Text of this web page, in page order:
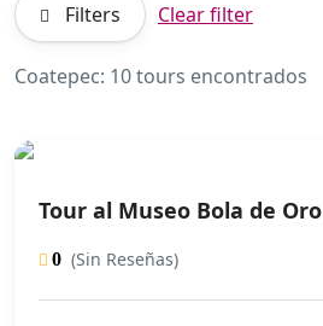
Filters Clear filter
Coatepec: 10 tours encontrados
Tour al Museo Bola de Oro
0 (Sin Reseñas)